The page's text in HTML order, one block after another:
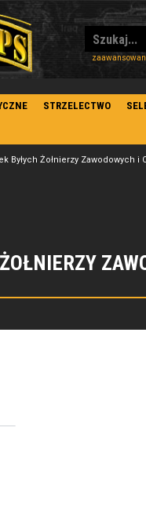
STRZELECTWO
Byłych Żołnierzy Zawodowych